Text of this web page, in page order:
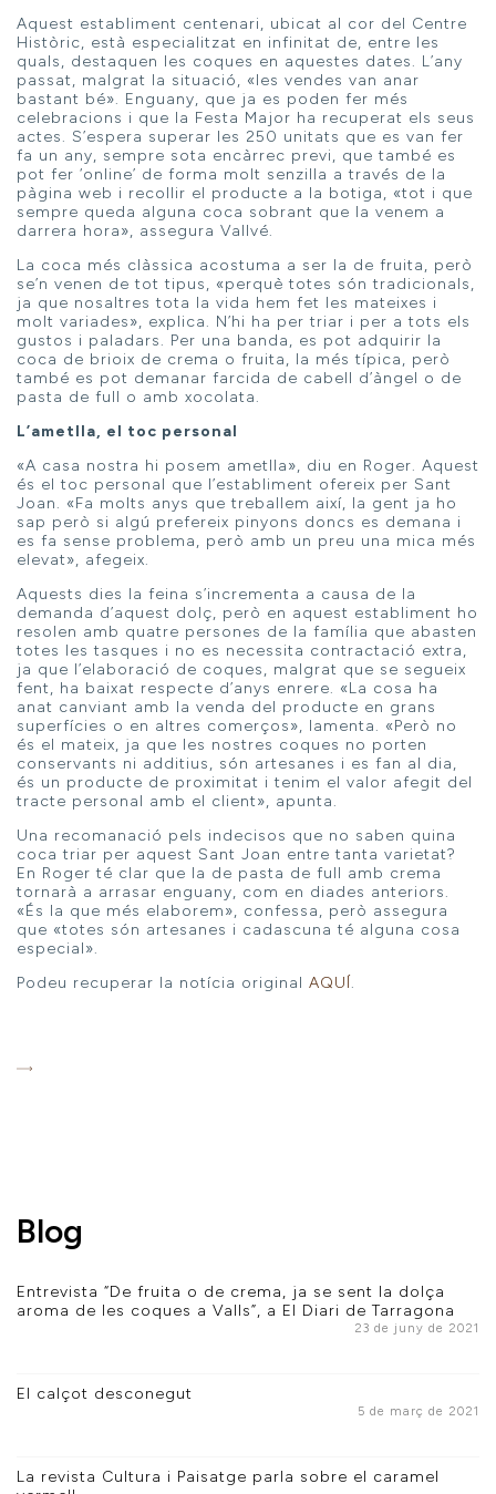
Aquest establiment centenari, ubicat al cor del Centre
Històric, està especialitzat en infinitat de, entre les
quals, destaquen les coques en aquestes dates. L’any
passat, malgrat la situació, «les vendes van anar
bastant bé». Enguany, que ja es poden fer més
celebracions i que la Festa Major ha recuperat els seus
actes. S’espera superar les 250 unitats que es van fer
fa un any, sempre sota encàrrec previ, que també es
pot fer ‘online’ de forma molt senzilla a través de la
pàgina web i recollir el producte a la botiga, «tot i que
sempre queda alguna coca sobrant que la venem a
darrera hora», assegura Vallvé.
La coca més clàssica acostuma a ser la de fruita, però
se’n venen de tot tipus, «perquè totes són tradicionals,
ja que nosaltres tota la vida hem fet les mateixes i
molt variades», explica. N’hi ha per triar i per a tots els
gustos i paladars. Per una banda, es pot adquirir la
coca de brioix de crema o fruita, la més típica, però
també es pot demanar farcida de cabell d’àngel o de
pasta de full o amb xocolata.
L’ametlla, el toc personal
«A casa nostra hi posem ametlla», diu en Roger. Aquest
és el toc personal que l’establiment ofereix per Sant
Joan. «Fa molts anys que treballem així, la gent ja ho
sap però si algú prefereix pinyons doncs es demana i
es fa sense problema, però amb un preu una mica més
elevat», afegeix.
Aquests dies la feina s’incrementa a causa de la
demanda d’aquest dolç, però en aquest establiment ho
resolen amb quatre persones de la família que abasten
totes les tasques i no es necessita contractació extra,
ja que l’elaboració de coques, malgrat que se segueix
fent, ha baixat respecte d’anys enrere. «La cosa ha
anat canviant amb la venda del producte en grans
superfícies o en altres comerços», lamenta. «Però no
és el mateix, ja que les nostres coques no porten
conservants ni additius, són artesanes i es fan al dia,
és un producte de proximitat i tenim el valor afegit del
tracte personal amb el client», apunta.
Una recomanació pels indecisos que no saben quina
coca triar per aquest Sant Joan entre tanta varietat?
En Roger té clar que la de pasta de full amb crema
tornarà a arrasar enguany, com en diades anteriors.
«És la que més elaborem», confessa, però assegura
que «totes són artesanes i cadascuna té alguna cosa
especial».
Podeu recuperar la notícia original AQUÍ.
Blog
Entrevista “De fruita o de crema, ja se sent la dolça
aroma de les coques a Valls”, a El Diari de Tarragona
23 de juny de 2021
El calçot desconegut
5 de març de 2021
La revista Cultura i Paisatge parla sobre el caramel